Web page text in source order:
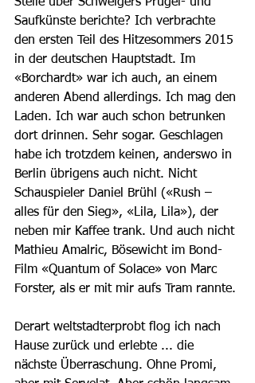
Saufkünste berichte? Ich verbrachte
den ersten Teil des Hitzesommers 2015
in der deutschen Hauptstadt. Im
«Borchardt» war ich auch, an einem
anderen Abend allerdings. Ich mag den
Laden. Ich war auch schon betrunken
dort drinnen. Sehr sogar. Geschlagen
habe ich trotzdem keinen, anderswo in
Berlin übrigens auch nicht. Nicht
Schauspieler Daniel Brühl («Rush –
alles für den Sieg», «Lila, Lila»), der
neben mir Kaffee trank. Und auch nicht
Mathieu Amalric, Bösewicht im Bond-
Film «Quantum of Solace» von Marc
Forster, als er mit mir aufs Tram rannte.
Derart weltstadterprobt flog ich nach
Hause zurück und erlebte ... die
nächste Überraschung. Ohne Promi,